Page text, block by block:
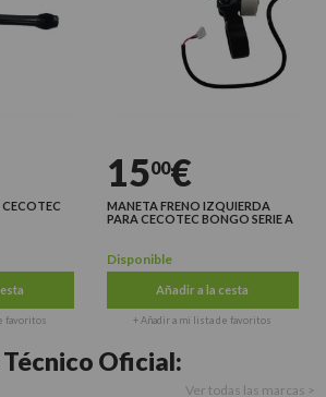
CECOTEC
favoritos
1500€
MANETA FRENO IZQUIERDA
PARA CECOTEC BONGO SERIE A
Disponible
Añadir a la cesta
+ Añadir a mi lista de favoritos
Oficial:
Ver todas las marcas >